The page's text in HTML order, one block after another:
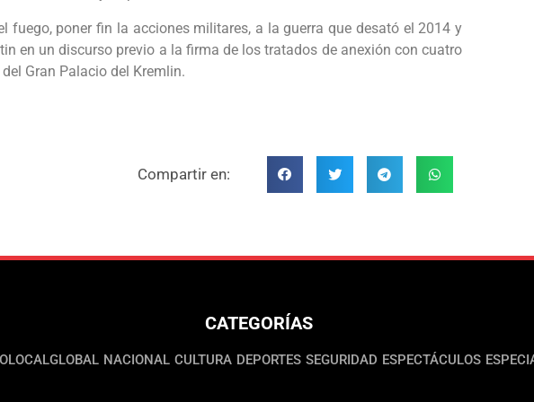
fuego, poner fin la acciones militares, a la guerra que desató el 2014 y
en un discurso previo a la firma de los tratados de anexión con cuatro
Gran Palacio del Kremlin.
Compartir en:
CATEGORÍAS
LOCALGLOBAL NACIONAL CULTURA DEPORTES SEGURIDAD ESPECTÁCULOS